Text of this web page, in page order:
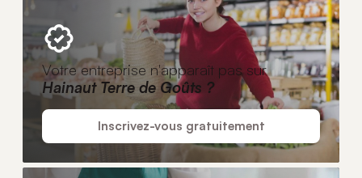
Votre entreprise n'apparaît pas sur
Hainaut Terre de Goûts ?
Inscrivez-vous gratuitement